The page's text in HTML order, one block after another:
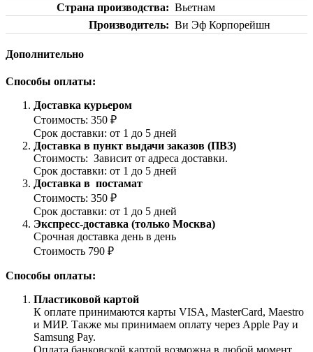
Страна производства
Вьетнам
Производитель
Ви Эф Корпорейшн
Дополнительно
Способы оплаты:
Доставка курьером
Стоимость: 350 ₽
Срок доставки: от 1 до 5 дней
Доставка в пункт выдачи заказов (ПВЗ)
Стоимость: Зависит от адреса доставки.
Срок доставки: от 1 до 5 дней
Доставка в постамат
Стоимость: 350 ₽
Срок доставки: от 1 до 5 дней
Экспресс-доставка (только Москва)
Срочная доставка день в день
Стоимость 790 ₽
Способы оплаты:
Пластиковой картой
К оплате принимаются карты VISA, MasterCard, Maestro
и МИР. Также мы принимаем оплату через Apple Pay и
Samsung Pay.